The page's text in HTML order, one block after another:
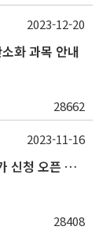
화 과목 안내
28662
2023-12-20
학생정보시스템 내 유학생 시간제취업 허가 신청 오픈 안내
28408
2023-11-16